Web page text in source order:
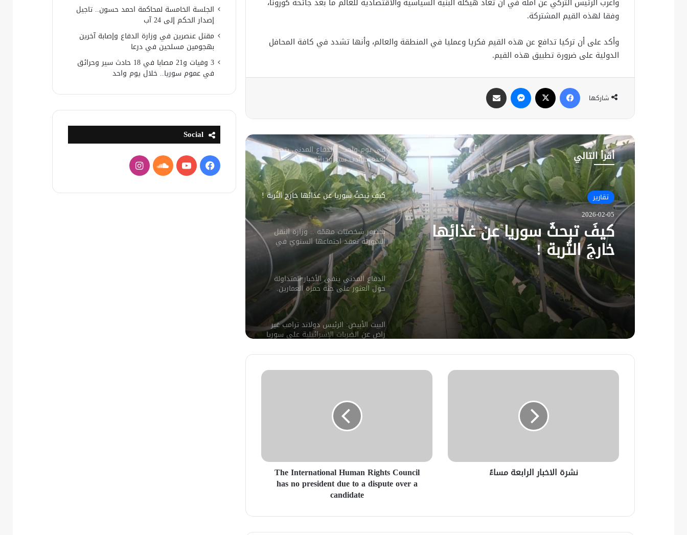
وفقا لهذه القيم المشتركة.
وأكد على أن تركيا تدافع عن هذه القيم فكريا وعمليا في المنطقة والعالم، وأنها تشدد في كافة المحافل
الدولية على ضرورة تطبيق هذه القيم.
شاركها
فيسبوك ماسنجر
أقرأ التالي
تقارير
2026-02-05
كيفَ تبحثُ سوريا عن غذائِها
خارجَ التُربة !
مصدر أمني: التحقيق مستمر في وفاة
دمشق
في يوم واحد .. الدفاع المدني يتصدى
لعدة حوادث سير وحرائق.
كيفَ تبحثُ سوريا عن غذائِها خارجَ التُربة !
بحضور شخصيّات مهمّة .. وزارة النقل
السوريّة تعقد اجتماعها السنويّ في
دمشق
الدفاع المدني ينفي الأخبار المتداولة
حول العثور على جثة حمزة العمارين.
البيت الأبيض: الرئيس دولاند ترامب غير
راض عن الضربات الإسرائيلية على سوريا
بحضور الدالتي وشاهر عمران ..انطلاق
إيران تستهدف 3 دول عربية والاردن
والكويت يتصديان للهجمات
مصدر أمني: التحقيق مستمر في وفاة
شخص أثناء ملاحقته في دمشق
يكشف سبب انفجار مركبة على طريق
دمشق
نشرة الاخبار الرابعة مساءً The International Human Rights Council
has no president due to a dispute over a
candidate
الجلسة الخامسة لمحاكمة احمد حسون.. تاجيل
إصدار الحكم إلى 24 آب
مقتل عنصرين في وزارة الدفاع وإصابة آخرين
بهجومين مسلحين في درعا
3 وفيات و21 مصابا في 18 حادث سير وحرائق
في عموم سوريا.. خلال يوم واحد
Social
فيسبوكيوتيوبساوندانستقرام